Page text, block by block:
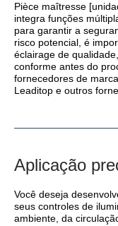
Pièce maîtresse
integra funções
para garantir a
risco potencial, é
éclairage de
conforme antes do
fornecedores de
Leaditop e outros
Aplicação
Você deseja
seus controles de
ambiente, da